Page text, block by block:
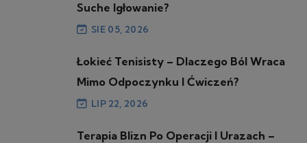
Suche Igłowanie?
SIE 05, 2026
Łokieć Tenisisty – Dlaczego Ból Wraca
Mimo Odpoczynku I Ćwiczeń?
LIP 22, 2026
Terapia Blizn Po Operacji I Urazach –